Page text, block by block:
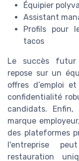
Équipier
Assistant
Profils pour
tacos
Le succès futur
repose sur un
offres d’emploi
confidentialité
candidats.
marque
des plateformes
l'entreprise
restauration